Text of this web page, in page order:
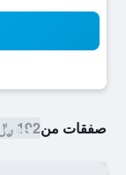
صفقات من192 ﷼